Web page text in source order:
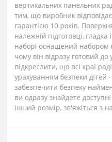
вертикальних панельних
тим, що виробник
гарантією 10 років.
належній підготовці,
наборі оснащений набором
чому він відразу готовий
підкреслити, що всі краї
урахуванням безпеки дітей -
забезпечити безпеку
ви одразу знайдете
інший розмір, зв'яжіться з